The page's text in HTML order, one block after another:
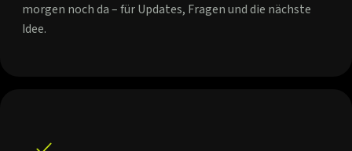
morgen noch da – für Updates, Fragen und die nächste
Idee.